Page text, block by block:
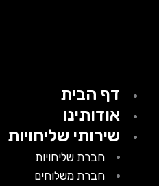
דף הבית
אודותינו
שירותי שליחויות
חברת שליחויות
חברת משלוחים